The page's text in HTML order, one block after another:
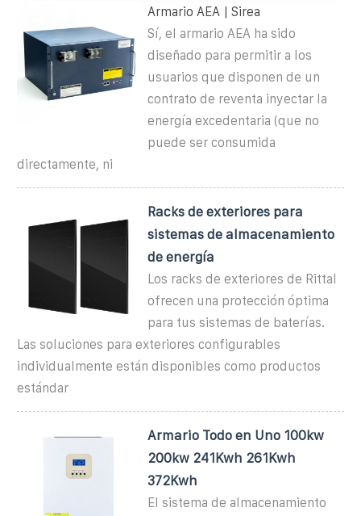
Armario AEA | Sirea
Sí, el armario AEA ha sido
diseñado para permitir a los
usuarios que disponen de un
contrato de reventa inyectar la
energía excedentaria (que no
puede ser consumida
directamente, ni
Racks de exteriores para
sistemas de almacenamiento
de energía
Los racks de exteriores de Rittal
ofrecen una protección óptima
para tus sistemas de baterías.
Las soluciones para exteriores configurables
individualmente están disponibles como productos
estándar
Armario Todo en Uno 100kw
200kw 241Kwh 261Kwh
372Kwh
El sistema de almacenamiento